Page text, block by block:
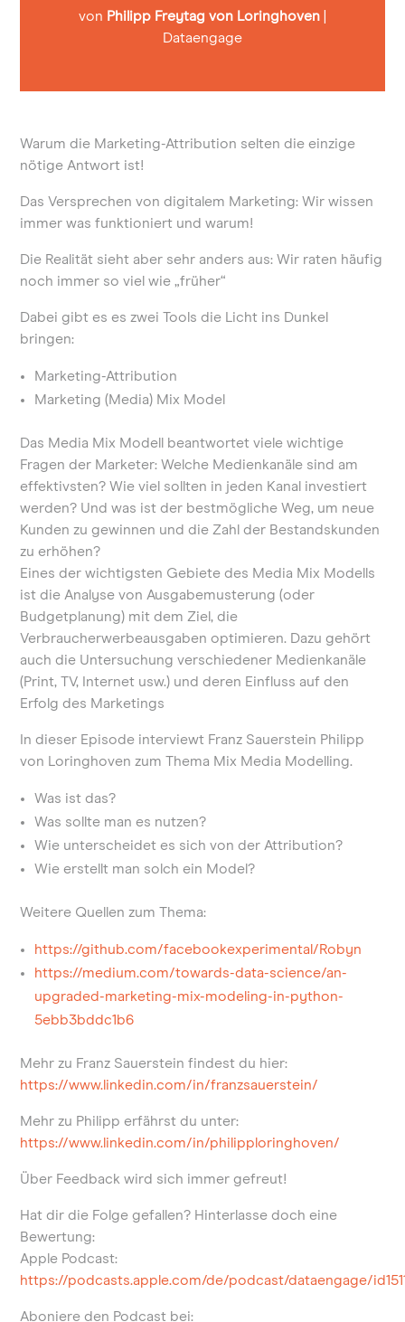
von Philipp Freytag von Loringhoven
Dataengage
Warum die Marketing-Attribution selten die einzige
nötige Antwort ist!
Das Versprechen von digitalem Marketing: Wir wissen
immer was funktioniert und warum!
Die Realität sieht aber sehr anders aus: Wir raten häufig
noch immer so viel wie „früher“
Dabei gibt es es zwei Tools die Licht ins Dunkel
bringen:
Marketing-Attribution
Marketing (Media) Mix Model
Das Media Mix Modell beantwortet viele wichtige
Fragen der Marketer: Welche Medienkanäle sind am
effektivsten? Wie viel sollten in jeden Kanal investiert
werden? Und was ist der bestmögliche Weg, um neue
Kunden zu gewinnen und die Zahl der Bestandskunden
zu erhöhen?
Eines der wichtigsten Gebiete des Media Mix Modells
ist die Analyse von Ausgabemusterung (oder
Budgetplanung) mit dem Ziel, die
Verbraucherwerbeausgaben optimieren. Dazu gehört
auch die Untersuchung verschiedener Medienkanäle
(Print, TV, Internet usw.) und deren Einfluss auf den
Erfolg des Marketings
In dieser Episode interviewt Franz Sauerstein Philipp
von Loringhoven zum Thema Mix Media Modelling.
Was ist das?
Was sollte man es nutzen?
Wie unterscheidet es sich von der Attribution?
Wie erstellt man solch ein Model?
Weitere Quellen zum Thema:
https://github.com/facebookexperimental/Robyn
https://medium.com/towards-data-science/an-
upgraded-marketing-mix-modeling-in-python-
5ebb3bddc1b6
Mehr zu Franz Sauerstein findest du hier:
https://www.linkedin.com/in/franzsauerstein/
Mehr zu Philipp erfährst du unter:
https://www.linkedin.com/in/philipploringhoven/
Über Feedback wird sich immer gefreut!
Hat dir die Folge gefallen? Hinterlasse doch eine
Bewertung:
Apple Podcast:
https://podcasts.apple.com/de/podcast/dataengage/
Aboniere den Podcast bei: